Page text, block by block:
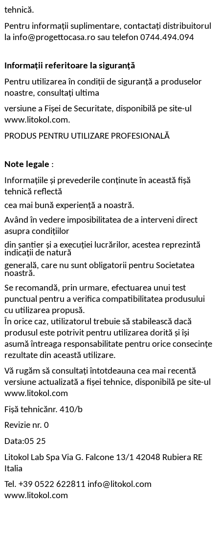
tehnică.
Pentru informații suplimentare, contactați distribuitorul
la info@progettocasa.ro sau telefon 0744.494.094
Informații referitoare la siguranță
Pentru utilizarea în condiții de siguranță a produselor
noastre, consultați ultima
versiune a Fișei de Securitate, disponibilă pe site-ul
www.litokol.com.
PRODUS PENTRU UTILIZARE PROFESIONALĂ
Note legale :
Informațiile și prevederile conținute în această fișă
tehnică reflectă
cea mai bună experiență a noastră.
Având în vedere imposibilitatea de a interveni direct
asupra condițiilor
din șantier și a execuției lucrărilor, acestea reprezintă
indicații de natură
generală, care nu sunt obligatorii pentru Societatea
noastră.
Se recomandă, prin urmare, efectuarea unui test
punctual pentru a verifica compatibilitatea produsului
cu utilizarea propusă.
În orice caz, utilizatorul trebuie să stabilească dacă
produsul este potrivit pentru utilizarea dorită și își
asumă întreaga responsabilitate pentru orice consecințe
rezultate din această utilizare.
Vă rugăm să consultați întotdeauna cea mai recentă
versiune actualizată a fișei tehnice, disponibilă pe site-ul
www.litokol.com
Fișă tehnicănr. 410/b
Revizie nr. 0
Data:05 25
Litokol Lab Spa Via G. Falcone 13/1 42048 Rubiera RE
Italia
Tel. +39 0522 622811 info@litokol.com
www.litokol.com